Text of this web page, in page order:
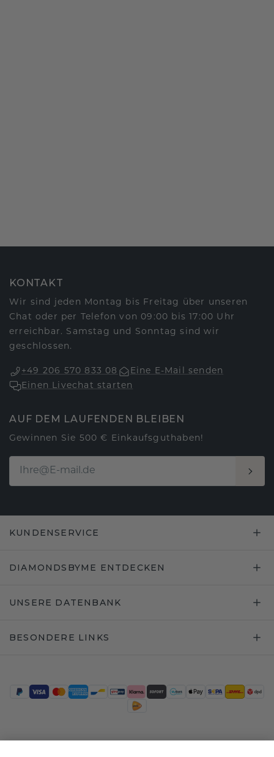
KONTAKT
Wir sind jeden Montag bis Freitag über unseren
Chat oder per Telefon von 09:00 bis 17:00 Uhr
erreichbar. Samstag und Sonntag sind wir
geschlossen.
+49 206 570 833 08
Eine E-Mail senden
Einen Livechat starten
AUF DEM LAUFENDEN BLEIBEN
Gewinnen Sie 500 € Einkaufsguthaben!
KUNDENSERVICE
DIAMONDSBYME ENTDECKEN
UNSERE DATENBANK
BESONDERE LINKS